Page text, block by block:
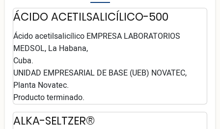
ÁCIDO ACETILSALICÍLICO-500
Ácido acetilsalicílico EMPRESA LABORATORIOS
MEDSOL, La Habana,
Cuba.
UNIDAD EMPRESARIAL DE BASE (UEB) NOVATEC,
Planta Novatec.
Producto terminado.
ALKA-SELTZER®